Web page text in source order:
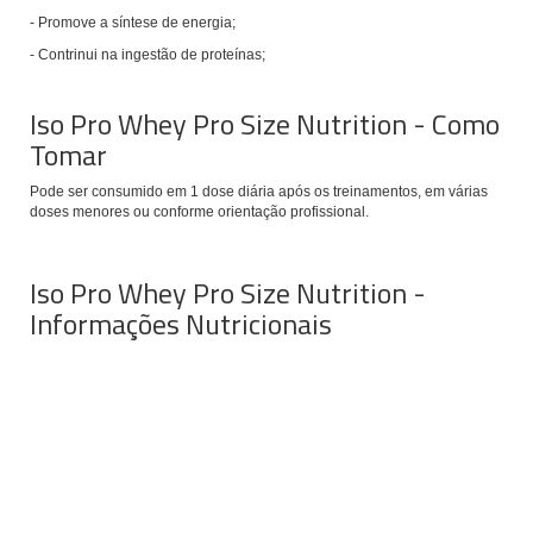
- Promove a síntese de energia;
- Contrinui na ingestão de proteínas;
Iso Pro Whey Pro Size Nutrition - Como
Tomar
Pode ser consumido em 1 dose diária após os treinamentos, em várias
doses menores ou conforme orientação profissional.
Iso Pro Whey Pro Size Nutrition -
Informações Nutricionais